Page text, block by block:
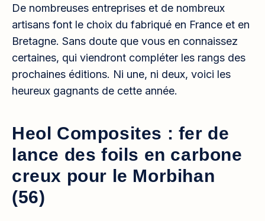
De nombreuses entreprises et de nombreux
artisans font le choix du fabriqué en France et en
Bretagne. Sans doute que vous en connaissez
certaines, qui viendront compléter les rangs des
prochaines éditions. Ni une, ni deux, voici les
heureux gagnants de cette année.
Heol Composites : fer de
lance des foils en carbone
creux pour le Morbihan
(56)